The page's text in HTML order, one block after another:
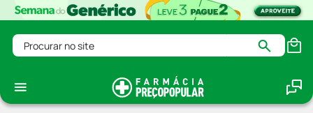
Procurar no site